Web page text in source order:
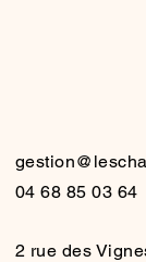
04 68 85 03 64
2 rue des